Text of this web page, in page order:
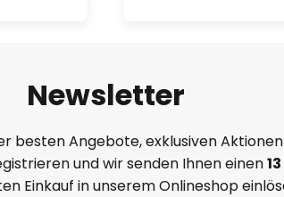
Newsletter
besten Angebote, exklusiven
und wir senden Ihnen einen13
Einkauf in unserem Onlineshop